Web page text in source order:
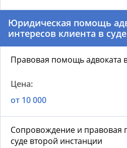
Юридическая помощь
интересов клиента в суде
Правовая помощь адвоката
от 10 000
Сопровождение и правовая
суде второй инстанции